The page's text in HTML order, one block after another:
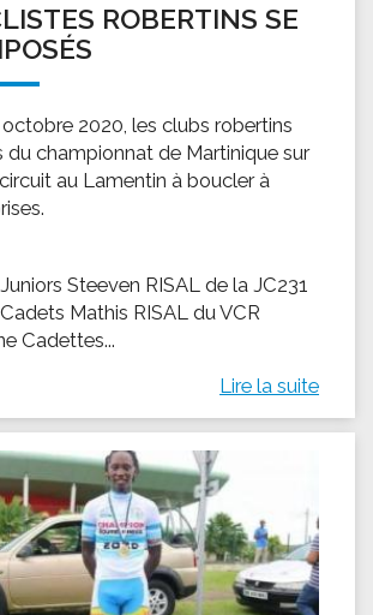
ROBERTINS SE
2020, les clubs robertins
du championnat de Martinique sur
au Lamentin à boucler à
Steeven RISAL de la JC231
Mathis RISAL du VCR
Cadettes...
Lire la suite